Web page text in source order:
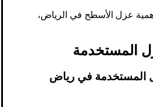
عزل الأسطح في الرياض،
المستخدمة في رياض